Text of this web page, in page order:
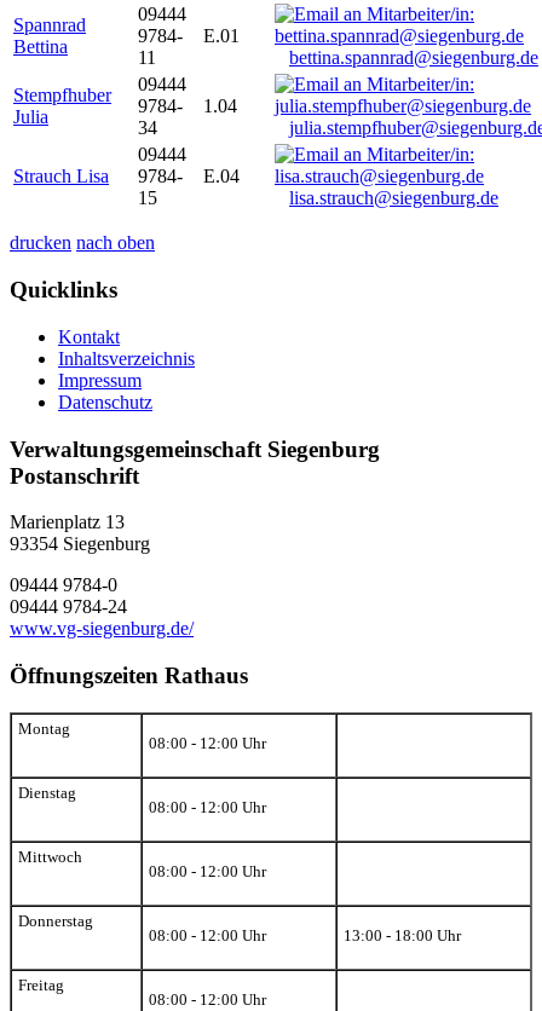
Spannrad
Bettina
09444
9784-
11
E.01
bettina.spannrad@siegenburg.de
Stempfhuber
Julia
09444
9784-
34
1.04
Strauch Lisa
09444
9784-
15
E.04
lisa.strauch@siegenburg.de
drucken nach oben
Quicklinks
Kontakt
Inhaltsverzeichnis
Impressum
Datenschutz
Verwaltungsgemeinschaft Siegenburg
Postanschrift
Marienplatz 13
93354 Siegenburg
09444 9784-0
09444 9784-24
www.vg-siegenburg.de/
Öffnungszeiten Rathaus
Montag
08:00 - 12:00 Uhr
Dienstag
08:00 - 12:00 Uhr
Mittwoch
08:00 - 12:00 Uhr
Donnerstag
08:00 - 12:00 Uhr
13:00 - 18:00 Uhr
Freitag
08:00 - 12:00 Uhr